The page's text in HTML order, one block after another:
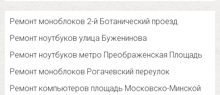
Ремонт моноблоков 2-й Ботанический проезд
Ремонт ноутбуков улица Буженинова
Ремонт ноутбуков метро Преображенская Площадь
Ремонт моноблоков Рогачевский переулок
Ремонт компьютеров площадь Московско-Минской